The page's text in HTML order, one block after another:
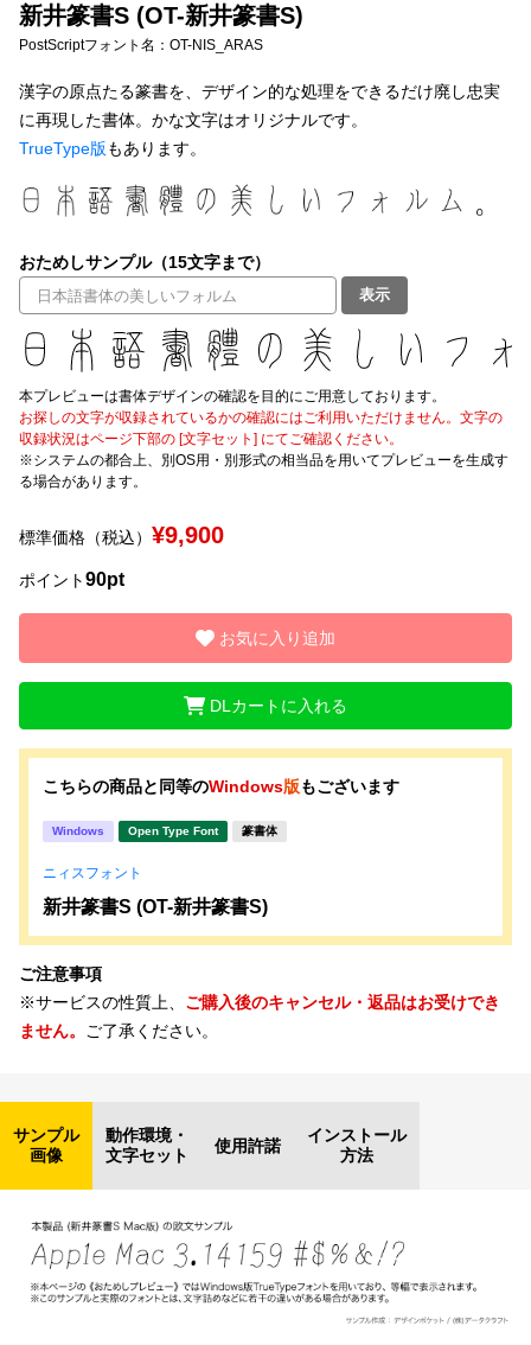
カート
マイページ
よくあるご質問
お問い合わせ
宋朝体
教科書体 行書体
草書体
江戸文字
太さ・ウェイト
セット or 単体
新井篆書S (OT-新井篆書S)
PostScriptフォント名： OT-NIS_ARAS
漢字の原点たる篆書を、デザイン的な処理をできるだけ廃し忠実
に再現した書体。かな文字はオリジナルです。
TrueType版もあります。
おためしサンプル（15文字まで）
表示
本プレビューは書体デザインの確認を目的にご用意しております。
お探しの文字が収録されているかの確認にはご利用いただけません。文字の
収録状況はページ下部の [文字セット] にてご確認ください。
※システムの都合上、別OS用・別形式の相当品を用いてプレビューを生成す
る場合があります。
標準価格（税込） ¥9,900
ポイント90pt
お気に入り追加
DLカートに入れる
こちらの商品と同等のWindows版もございます
Windows Open Type Font 篆書体
ニィスフォント
新井篆書S (OT-新井篆書S)
ご注意事項
※サービスの性質上、 ご購入後のキャンセル・返品はお受けでき
ません。 ご了承ください。
サンプル
画像
動作環境・
文字セット
使用許諾
インストール
方法